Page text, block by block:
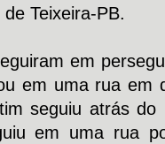
Teixeira-PB.
em
em uma rua em
seguiu atrás
em uma rua